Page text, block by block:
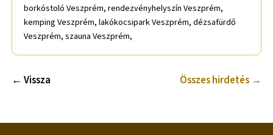
← Vissza Összes hirdetés →